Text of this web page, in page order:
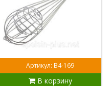
Артикул: В4-169
В корзину